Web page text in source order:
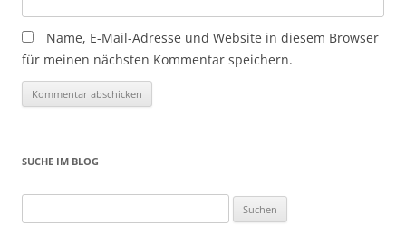
Name, E-Mail-Adresse und Website in diesem Browser
für meinen nächsten Kommentar speichern.
SUCHE IM BLOG
nach: